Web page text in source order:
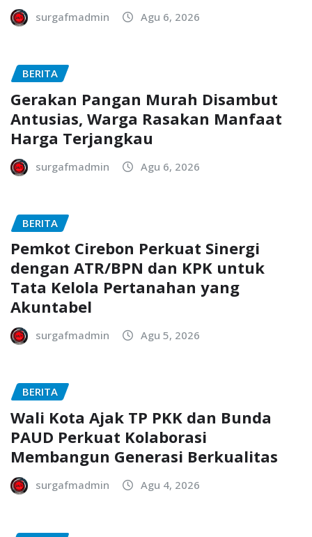
surgafmadmin Agu 6, 2026
BERITA
Gerakan Pangan Murah Disambut
Antusias, Warga Rasakan Manfaat
Harga Terjangkau
surgafmadmin Agu 6, 2026
BERITA
Pemkot Cirebon Perkuat Sinergi
dengan ATR/BPN dan KPK untuk
Tata Kelola Pertanahan yang
Akuntabel
surgafmadmin Agu 5, 2026
BERITA
Wali Kota Ajak TP PKK dan Bunda
PAUD Perkuat Kolaborasi
Membangun Generasi Berkualitas
surgafmadmin Agu 4, 2026